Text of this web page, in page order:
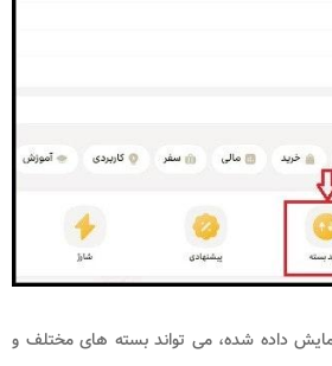
داده شده، می تواند بسته های مختلف و